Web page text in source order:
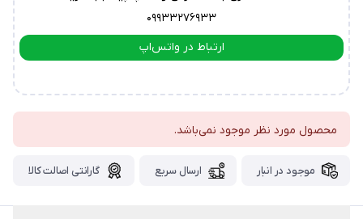
۰۹۹۳۳۲۷۶۹۳۳
ارتباط در واتس‌اپ
محصول مورد نظر موجود نمی‌باشد.
موجود در انبار ارسال سریع گارانتی اصالت کالا